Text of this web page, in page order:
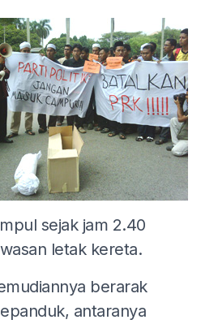
sejak jam 2.40
letak kereta.
berarak
antaranya